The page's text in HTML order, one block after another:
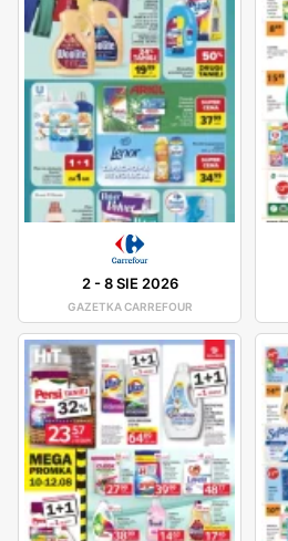
2-8 SIE 2026
GAZETKA CARREFOUR